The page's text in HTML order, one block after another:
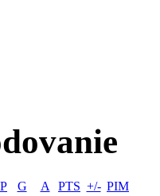
G A PTS +/- PIM